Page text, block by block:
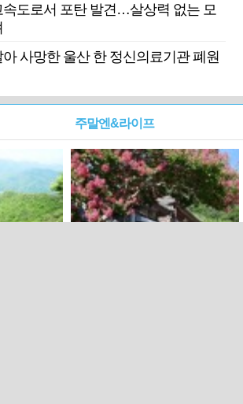
속도로서 포탄 발견…살상력 없는 모
사망한 울산 한 정신의료기관 폐원
주말엔&라이프